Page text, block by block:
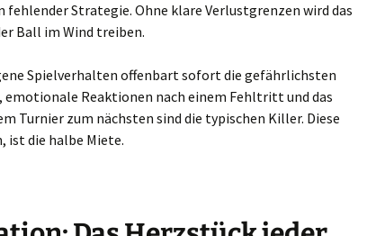
fehlender Strategie. Ohne klare Verlustgrenzen wird das
Ball im Wind treiben.
Spielverhalten offenbart sofort die gefährlichsten
emotionale Reaktionen nach einem Fehltritt und das
Turnier zum nächsten sind die typischen Killer. Diese
ist die halbe Miete.